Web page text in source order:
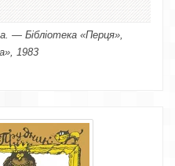
— Бібліотека «Перця»,
1983